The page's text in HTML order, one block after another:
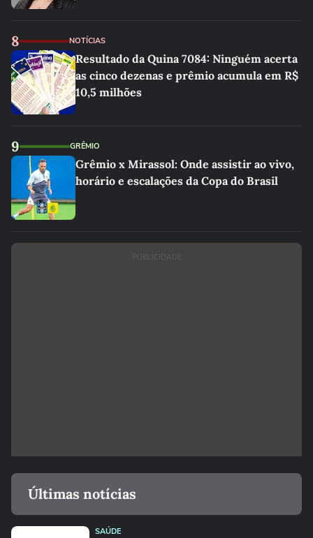
8 NOTÍCIAS
Resultado da Quina 7084: Ninguém acerta
as cinco dezenas e prêmio acumula em R$
10,5 milhões
9 GRÊMIO
Grêmio x Mirassol: Onde assistir ao vivo,
horário e escalações da Copa do Brasil
PUBLICIDADE
Últimas notícias
SAÚDE